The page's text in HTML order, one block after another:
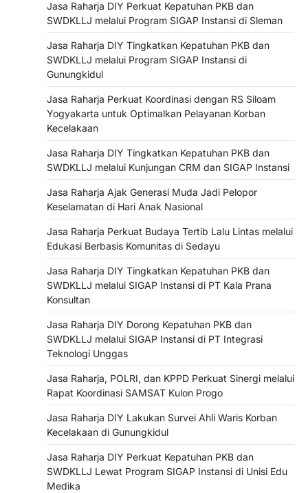
Jasa Raharja DIY Perkuat Kepatuhan PKB dan
SWDKLLJ melalui Program SIGAP Instansi di Sleman
Jasa Raharja DIY Tingkatkan Kepatuhan PKB dan
SWDKLLJ melalui Program SIGAP Instansi di
Gunungkidul
Jasa Raharja Perkuat Koordinasi dengan RS Siloam
Yogyakarta untuk Optimalkan Pelayanan Korban
Kecelakaan
Jasa Raharja DIY Tingkatkan Kepatuhan PKB dan
SWDKLLJ melalui Kunjungan CRM dan SIGAP Instansi
Jasa Raharja Ajak Generasi Muda Jadi Pelopor
Keselamatan di Hari Anak Nasional
Jasa Raharja Perkuat Budaya Tertib Lalu Lintas melalui
Edukasi Berbasis Komunitas di Sedayu
Jasa Raharja DIY Tingkatkan Kepatuhan PKB dan
SWDKLLJ melalui SIGAP Instansi di PT Kala Prana
Konsultan
Jasa Raharja DIY Dorong Kepatuhan PKB dan
SWDKLLJ melalui SIGAP Instansi di PT Integrasi
Teknologi Unggas
Jasa Raharja, POLRI, dan KPPD Perkuat Sinergi melalui
Rapat Koordinasi SAMSAT Kulon Progo
Jasa Raharja DIY Lakukan Survei Ahli Waris Korban
Kecelakaan di Gunungkidul
Jasa Raharja DIY Perkuat Kepatuhan PKB dan
SWDKLLJ Lewat Program SIGAP Instansi di Unisi Edu
Medika